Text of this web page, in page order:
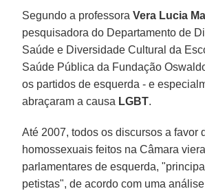
Segundo a professoraVera Lucia
pesquisadora do Departamento de
Saúde e Diversidade Cultural da
Saúde Pública da Fundação
os partidos de esquerda - e
abraçaram a causa LGBT.
Até 2007, todos os discursos a favor
homossexuais feitos na Câmara
parlamentares de esquerda,
petistas", de acordo com uma